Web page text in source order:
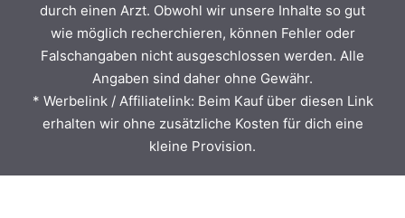
durch einen Arzt. Obwohl wir unsere Inhalte so gut
wie möglich recherchieren, können Fehler oder
Falschangaben nicht ausgeschlossen werden. Alle
Angaben sind daher ohne Gewähr.
* Werbelink / Affiliatelink: Beim Kauf über diesen Link
erhalten wir ohne zusätzliche Kosten für dich eine
kleine Provision.